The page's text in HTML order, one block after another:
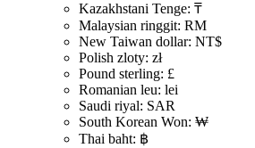
Kazakhstani Tenge: ₸
Malaysian ringgit: RM
New Taiwan dollar: NT$
Polish zloty: zł
Pound sterling: £
Romanian leu: lei
Saudi riyal: SAR
South Korean Won: ₩
Thai baht: ฿